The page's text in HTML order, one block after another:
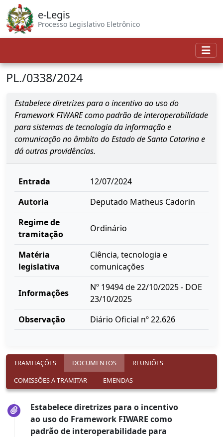
e-Legis
Processo Legislativo Eletrônico
PL./0338/2024
Estabelece diretrizes para o incentivo ao uso do
Framework FIWARE como padrão de interoperabilidade
para sistemas de tecnologia da informação e
comunicação no âmbito do Estado de Santa Catarina e
dá outras providências.
Entrada
12/07/2024
Autoria
Deputado Matheus Cadorin
Regime de
tramitação
Ordinário
Matéria
legislativa
Ciência, tecnologia e
comunicações
Informações
Nº 19494 de 22/10/2025 - DOE
23/10/2025
Observação
Diário Oficial nº 22.626
TRAMITAÇÕES DOCUMENTOS
REUNIÕES
COMISSÕES A TRAMITAR
EMENDAS
Estabelece diretrizes para o incentivo
ao uso do Framework FIWARE como
padrão de interoperabilidade para